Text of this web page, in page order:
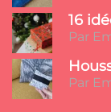
16
Par
Par